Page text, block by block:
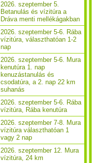
2026. szeptember 5.
Betanulás és vízitúra a
Dráva menti mellékágakban
2026. szeptember 5-6. Rába
vízitúra, választhatóan 1-2
nap
2026. szeptember 5-6. Mura
kenutúra 1. nap
kenuzástanulás és
csodatúra, a 2. nap 22 km
suhanás
2026. szeptember 5-6. Rába
vízitúra, Rába kenutúra
2026. szeptember 7-8. Mura
vízitúra választhatóan 1
vagy 2 nap
2026. szeptember 12. Mura
vízitúra, 24 km